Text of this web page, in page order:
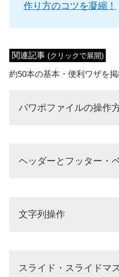
作り方のコツを凝縮！
関連記事 (クリックで展開)
約50本の基本・便利ワザを掲
パワポファイルの操作
ヘッダーとフッター・
文字列操作
スライド・スライドマ